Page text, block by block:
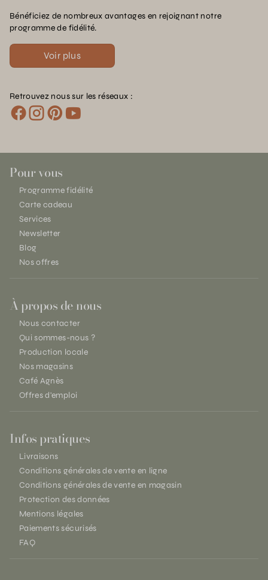
Bénéficiez de nombreux avantages en rejoignant notre
programme de fidélité.
Voir plus
Retrouvez nous sur les réseaux :
Pour vous
Programme fidélité
Carte cadeau
Services
Newsletter
Blog
Nos offres
À propos de nous
Nous contacter
Qui sommes-nous ?
Production locale
Nos magasins
Café Agnès
Offres d'emploi
Infos pratiques
Livraisons
Conditions générales de vente en ligne
Conditions générales de vente en magasin
Protection des données
Mentions légales
Paiements sécurisés
FAQ